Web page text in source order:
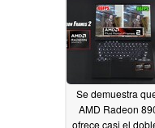
Se demuestra
AMD Radeon
ofrece casi el